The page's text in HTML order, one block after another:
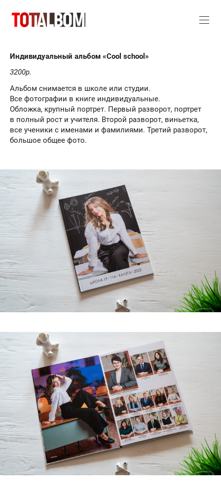
Индивидуальный альбом «Cool school»
3200р.
Альбом снимается в школе или студии.
Все фотографии в книге индивидуальные.
Обложка, крупный портрет. Первый разворот, портрет
в полный рост и учителя. Второй разворот, виньетка,
все ученики с именами и фамилиями. Третий разворот,
большое общее фото.